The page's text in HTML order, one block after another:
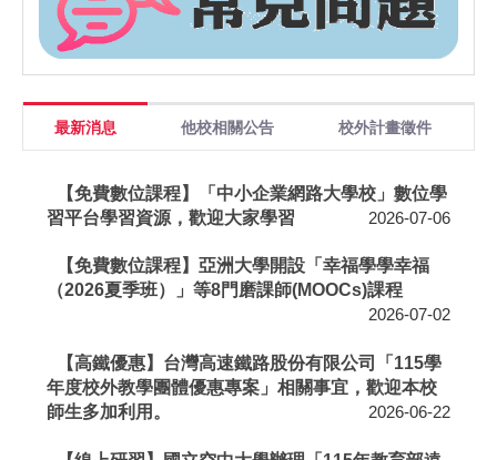
最新消息 他校相關公告 校外計畫徵件
【免費數位課程】「中小企業網路大學校」數位學
習平台學習資源，歡迎大家學習
2026-07-06
【免費數位課程】亞洲大學開設「幸福學學幸福
（2026夏季班）」等8門磨課師(MOOCs)課程
2026-07-02
【高鐵優惠】台灣高速鐵路股份有限公司「115學
年度校外教學團體優惠專案」相關事宜，歡迎本校
師生多加利用。
2026-06-22